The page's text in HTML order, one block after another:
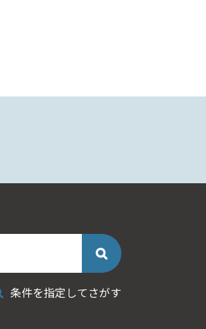
条件を指定してさがす